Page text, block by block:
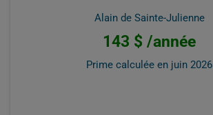
Alain de Sainte-Julienne
143 $ /année
Prime calculée en juin 2026